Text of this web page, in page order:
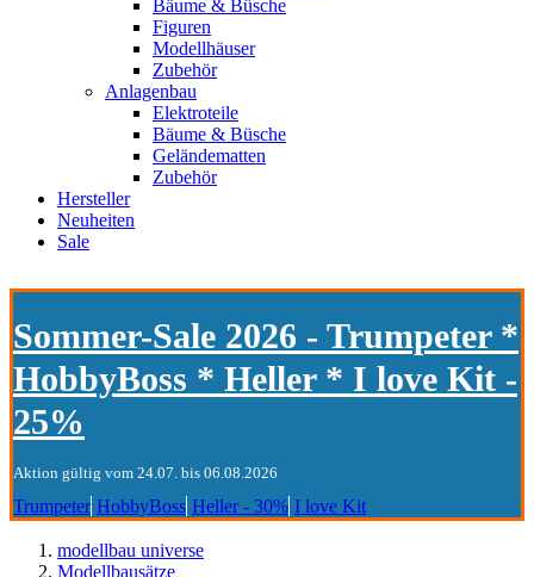
Bäume & Büsche
Figuren
Modellhäuser
Zubehör
Anlagenbau
Elektroteile
Bäume & Büsche
Geländematten
Zubehör
Hersteller
Neuheiten
Sale
Sommer-Sale 2026 - Trumpeter *
HobbyBoss * Heller * I love Kit -
25%
Aktion gültig vom 24.07. bis 06.08.2026
Trumpeter HobbyBoss Heller - 30% I love Kit
modellbau universe
Modellbausätze